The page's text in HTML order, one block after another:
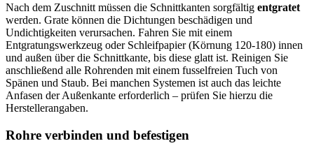
Nach dem Zuschnitt müssen die Schnittkanten sorgfältig entgratet
werden. Grate können die Dichtungen beschädigen und
Undichtigkeiten verursachen. Fahren Sie mit einem
Entgratungswerkzeug oder Schleifpapier (Körnung 120-180) innen
und außen über die Schnittkante, bis diese glatt ist. Reinigen Sie
anschließend alle Rohrenden mit einem fusselfreien Tuch von
Spänen und Staub. Bei manchen Systemen ist auch das leichte
Anfasen der Außenkante erforderlich – prüfen Sie hierzu die
Herstellerangaben.
Rohre verbinden und befestigen